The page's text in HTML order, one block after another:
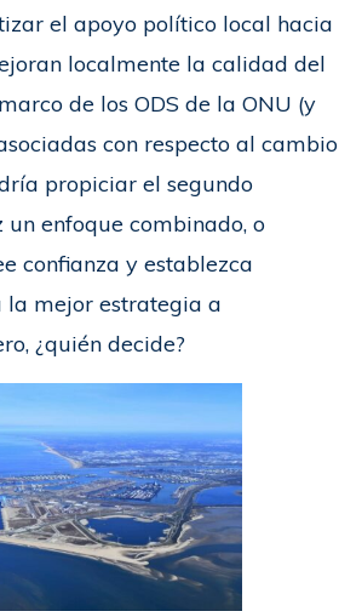
el apoyo político local hacia
localmente la calidad del
de los ODS de la ONU (y
con respecto al cambio
propiciar el segundo
un enfoque combinado, o
confianza y establezca
la mejor estrategia a
¿quién decide?